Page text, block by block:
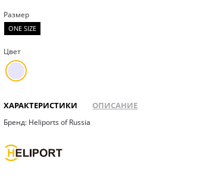
Размер
ONE SIZE
Цвет
ХАРАКТЕРИСТИКИ ОПИСАНИЕ
Бренд: Heliports of Russia